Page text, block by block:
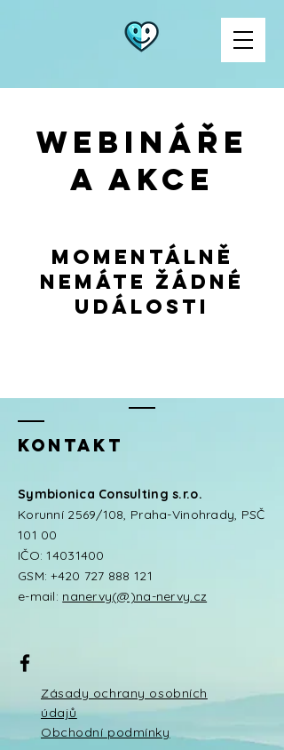
Webináře
a akce
Momentálně
nemáte žádné
události
Kontakt
Symbionica Consulting s.r.o.
Korunní 2569/108, Praha-Vinohrady, PSČ
101 00
IČO:14031400
GSM:+420 727 888 121
e-mail: nanervy(@)na-nervy.cz
Zásady ochrany osobních
údajů
Obchodní podmínky